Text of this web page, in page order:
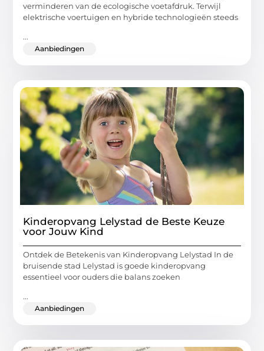
verminderen van de ecologische voetafdruk. Terwijl
elektrische voertuigen en hybride technologieën steeds
...
Aanbiedingen
Kinderopvang Lelystad de Beste Keuze
voor Jouw Kind
Ontdek de Betekenis van Kinderopvang Lelystad In de
bruisende stad Lelystad is goede kinderopvang
essentieel voor ouders die balans zoeken
...
Aanbiedingen